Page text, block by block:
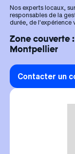
Nos experts locaux,
responsables de la
durée, de l'expérience
Zone couverte
Montpellier
Contacter un